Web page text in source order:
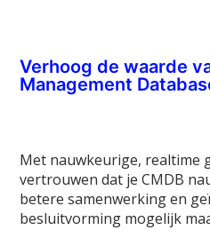
Verhoog de waarde
Management
Met nauwkeurige, realtime
vertrouwen dat je CMDB
betere samenwerking en
besluitvorming mogelijk